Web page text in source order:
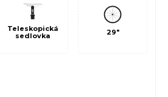
Teleskopická
sedlovka
29"